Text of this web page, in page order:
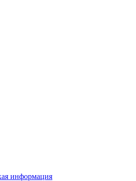
информация